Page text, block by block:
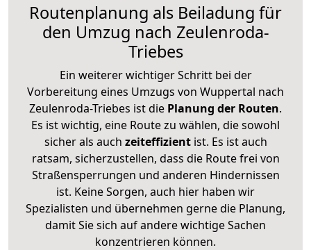
Routenplanung als Beiladung für
den Umzug nach Zeulenroda-
Triebes
Ein weiterer wichtiger Schritt bei der
Vorbereitung eines Umzugs von Wuppertal nach
Zeulenroda-Triebes ist die Planung der Routen.
Es ist wichtig, eine Route zu wählen, die sowohl
sicher als auch zeiteffizientist. Es ist auch
ratsam, sicherzustellen, dass die Route frei von
Straßensperrungen und anderen Hindernissen
ist. Keine Sorgen, auch hier haben wir
Spezialisten und übernehmen gerne die Planung,
damit Sie sich auf andere wichtige Sachen
konzentrieren können.